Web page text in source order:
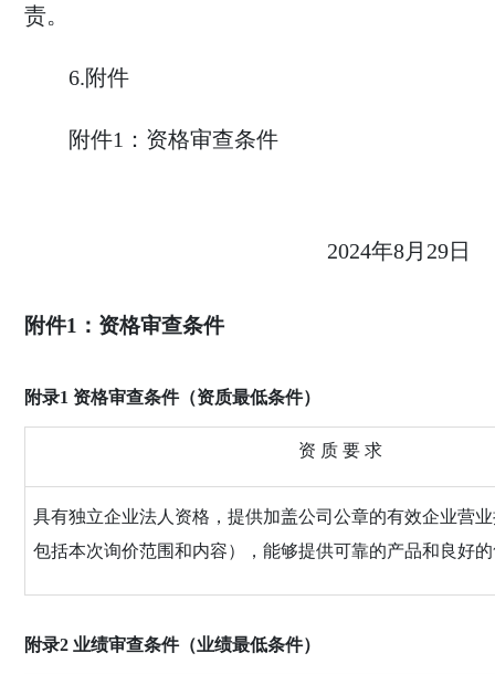
责。
6.附件
附件1 ：资格审查条件
2024年8月 29日
附件1：资格审查条件
附录1 资格审查条件（资质最低条件）
资 质 要 求
具有独立企业法人资格， 提供加盖公司公章的有效企业营
包括本次询价范围和内容），能够提供可靠的产品和良好
附录2 业绩审查条件（业绩最低条件）